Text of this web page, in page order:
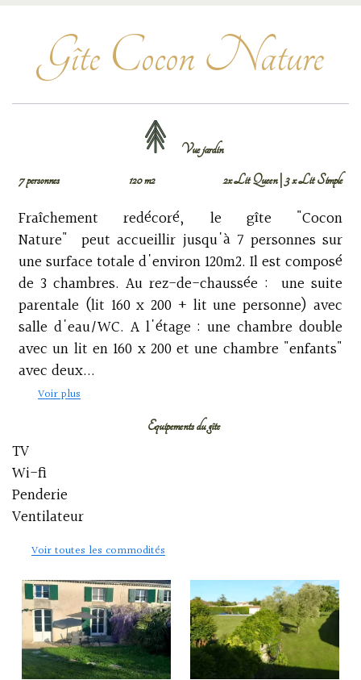
Gîte Cocon Nature
Vue jardin
7 personnes
120 m2 2x Lit Queen|3 x Lit Simple
Fraîchement redécoré, le gîte "Cocon
Nature" peut accueillir jusqu'à 7 personnes sur
une surface totale d'environ 120m2. Il est composé
de 3 chambres. Au rez-de-chaussée : une suite
parentale (lit 160 x 200 + lit une personne) avec
salle d'eau/WC. A l'étage : une chambre double
avec un lit en 160 x 200 et une chambre "enfants"
avec deux...
Voir plus
Equipements du gîte
TV
Wi-fi
Penderie
Ventilateur
Voir toutes les commodités